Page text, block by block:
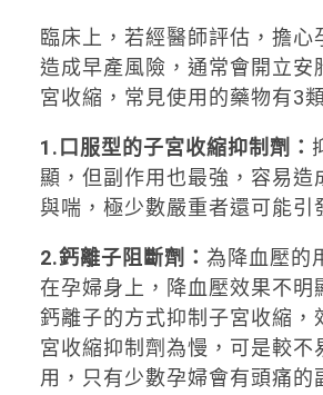
臨床上，若經醫師評估，擔心
造成早產風險，通常會開立安
宮收縮，常見使用的藥物有3類
1. 口服型的子宮收縮抑制劑：
顯，但副作用也最強，容易造
與喘，極少數嚴重者還可能引
2.鈣離子阻斷劑： 為降血壓的
在孕婦身上，降血壓效果不明
鈣離子的方式抑制子宮收縮，
宮收縮抑制劑為慢，可是較不
用，只有少數孕婦會有頭痛的